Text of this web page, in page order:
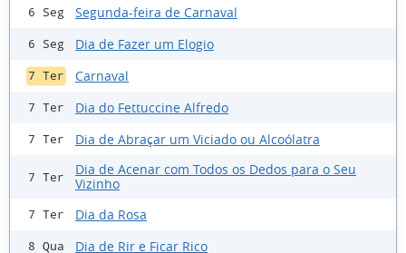
6 Seg Segunda-feira de Carnaval
6 Seg Dia de Fazer um Elogio
7 Ter Carnaval
7 Ter Dia do Fettuccine Alfredo
7 Ter Dia de Abraçar um Viciado ou Alcoólatra
7 Ter
Dia de Acenar com Todos os Dedos para o Seu
Vizinho
7 Ter Dia da Rosa
8 Qua Dia de Rir e Ficar Rico